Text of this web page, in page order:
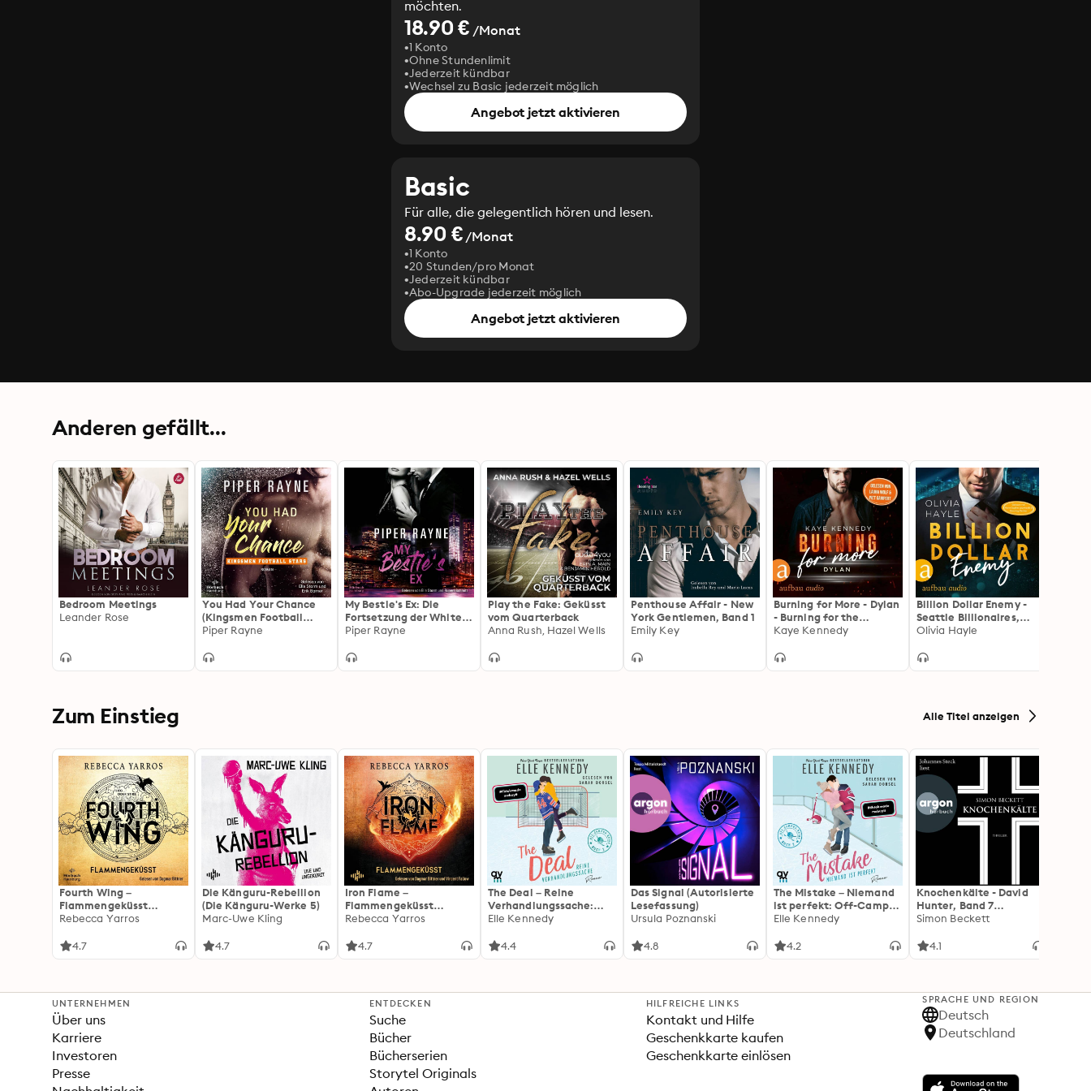
möchten.
18.90 € /Monat
1 Konto
Ohne Stundenlimit
Jederzeit kündbar
Wechsel zu Basic jederzeit möglich
Angebot jetzt aktivieren
Basic
Für alle, die gelegentlich hören und lesen.
8.90 €/Monat
1 Konto
20 Stunden/pro Monat
Jederzeit kündbar
Abo-Upgrade jederzeit möglich
Angebot jetzt aktivieren
Anderen gefällt...
Bedroom Meetings
Leander Rose
You Had Your Chance
(Kingsmen Football
Stars 1): Der Auftakt der
Romance-Serie: heiße
Piper Rayne
My Bestie's Ex: Die
Fortsetzung der White-
Collar-Brothers-Reihe
Piper Rayne
Play the Fake: Geküsst
vom Quarterback
Anna Rush, Hazel Wells
Penthouse Affair - New
York Gentlemen, Band 1
Emily Key
Burning for More - Dylan
- Burning for the
Bravest, Band 1
Kaye Kennedy
Billion Dollar Enemy -
Seattle Billionaires,
Band 1 (Ungekürzt)
Olivia Hayle
Zum Einstieg Alle Titel anzeigen
Fourth Wing –
Flammengeküsst
(Flammengeküsst-Reihe
Rebecca Yarros
4.7
Die Känguru-Rebellion
(Die Känguru-Werke 5)
Marc-Uwe Kling
4.7
Iron Flame –
Flammengeküsst
(Flammengeküsst-Reihe
Fortsetzung des
Rebecca Yarros
4.7
The Deal – Reine
Verhandlungssache:
Off-Campus 1 | Roman |
Prickelnde College-
Elle Kennedy
4.4
Das Signal (Autorisierte
Lesefassung)
Ursula Poznanski
4.8
The Mistake – Niemand
ist perfekt: Off-Campus
2 | Roman
Elle Kennedy
4.2
Knochenkälte - David
Hunter, Band 7
(Ungekürzte Lesung)
Simon Beckett
4.1
UNTERNEHMEN
Über uns
Karriere
Investoren
Presse
ENTDECKEN
Suche
Bücher
Bücherserien
Storytel Originals
HILFREICHE LINKS
Kontakt und Hilfe
Geschenkkarte kaufen
Geschenkkarte einlösen
SPRACHE UND REGION
Deutsch
Deutschland